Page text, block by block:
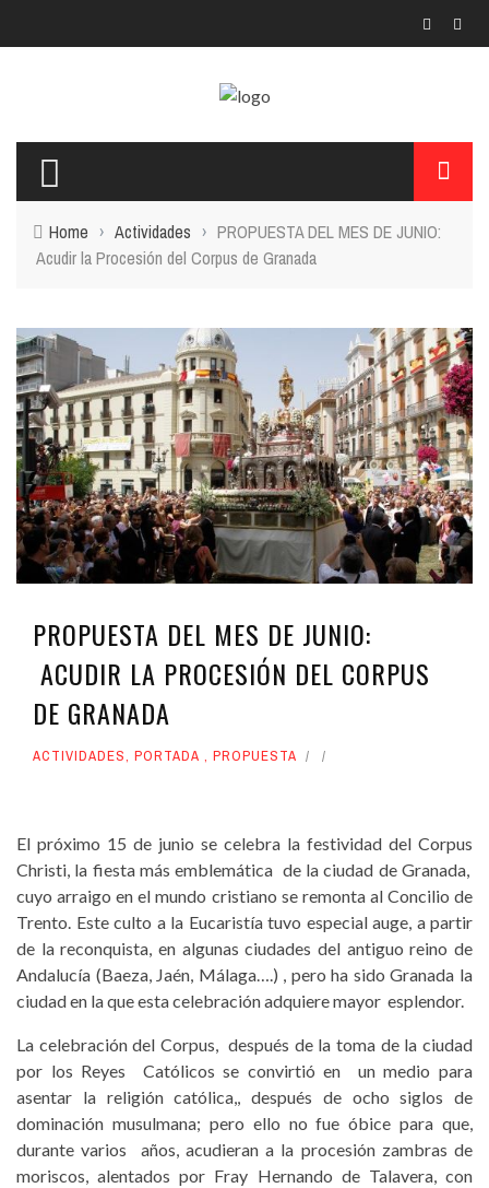
Home › Actividades › PROPUESTA DEL MES DE JUNIO:
Acudir la Procesión del Corpus de Granada
PROPUESTA DEL MES DE JUNIO:
ACUDIR LA PROCESIÓN DEL CORPUS
DE GRANADA
ACTIVIDADES, PORTADA , PROPUESTA
El próximo 15 de junio se celebra la festividad del Corpus
Christi, la fiesta más emblemática de la ciudad de Granada,
cuyo arraigo en el mundo cristiano se remonta al Concilio de
Trento. Este culto a la Eucaristía tuvo especial auge, a partir
de la reconquista, en algunas ciudades del antiguo reino de
Andalucía (Baeza, Jaén, Málaga….) , pero ha sido Granada la
ciudad en la que esta celebración adquiere mayor esplendor.
La celebración del Corpus, después de la toma de la ciudad
por los Reyes Católicos se convirtió en un medio para
asentar la religión católica,, después de ocho siglos de
dominación musulmana; pero ello no fue óbice para que,
durante varios años, acudieran a la procesión zambras de
moriscos, alentados por Fray Hernando de Talavera, con